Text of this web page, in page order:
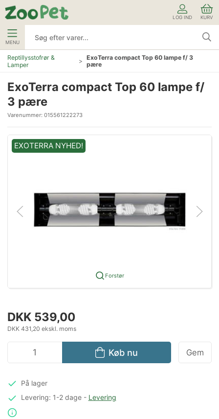
LOG IND KURV
MENU
Reptillysstofrør &
Lamper
ExoTerra compact Top 60 lampe f/ 3
pære
ExoTerra compact Top 60 lampe f/
3 pære
Varenummer: 015561222273
EXOTERRA NYHED!
Forstør
DKK 539,00
DKK 431,20 ekskl. moms
Køb nu Gem
På lager
Levering: 1-2 dage- Levering